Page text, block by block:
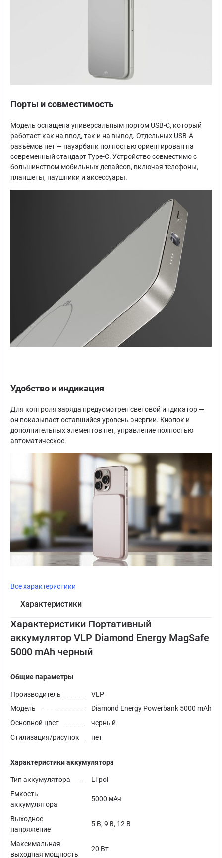
Порты и совместимость
Модель оснащена универсальным портом USB-C, который
работает как на ввод, так и на вывод. Отдельных USB-A
разъёмов нет — пауэрбанк полностью ориентирован на
современный стандарт Type-C. Устройство совместимо с
большинством мобильных девайсов, включая телефоны,
планшеты, наушники и аксессуары.
Удобство и индикация
Для контроля заряда предусмотрен световой индикатор —
он показывает оставшийся уровень энергии. Кнопок и
дополнительных элементов нет, управление полностью
автоматическое.
Все характеристики
Характеристики
Характеристики Портативный
аккумулятор VLP Diamond Energy MagSafe
5000 mAh черный
Общие параметры
Производитель
VLP
Модель
Diamond Energy Powerbank 5000 mAh
Основной цвет
черный
Стилизация/рисунок
нет
Характеристики аккумулятора
Тип аккумулятора
Li-pol
Емкость
аккумулятора
5000 мАч
Выходное
напряжение
5 В, 9 В, 12 В
Максимальная
выходная мощность
20 Вт